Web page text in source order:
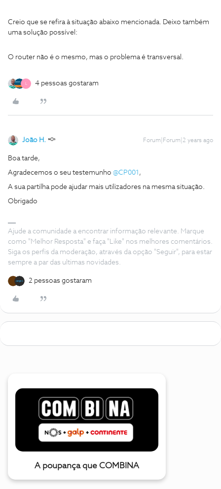
Creio que se refira à situação abaixo mencionada. Deixo também
uma solução possível:
O router não é o mesmo, mas o problema é transversal.
4 pessoas gostaram
João H. Forum|Forum|2 years ago
Boa tarde,
Agradecemos o seu testemunho @CP001 ,
A sua partilha pode ajudar mais utilizadores na mesma situação.
Obrigado
Ajude a comunidade a encontrar informação relevante. Marque
como "Melhor Resposta" e faça "Like" nos melhores comentários.
Siga os perfis da moderação, através da opção "Seguir", para estar
sempre a par das ultimas novidades.
2 pessoas gostaram
A poupança que COMBINA